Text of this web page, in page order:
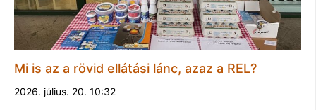
Mi is az a rövid ellátási lánc, azaz a REL?
2026. július. 20. 10:32